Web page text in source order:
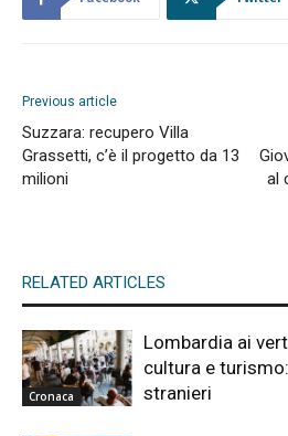
Previous article
Suzzara: recupero Villa
Grassetti, c’è il progetto da 13
milioni
al
RELATED ARTICLES
Cronaca
Lombardia ai
cultura e
stranieri